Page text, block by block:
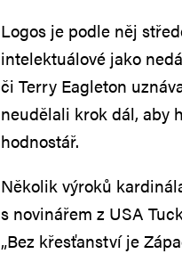
Logos je podle něj
intelektuálové jako
či Terry Eagleton
neudělali krok dál, aby
hodnostář.
Několik výroků
s novinářem z USA
„Bez křesťanství je